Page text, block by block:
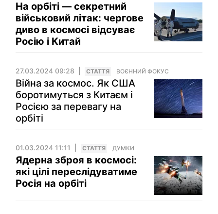
На орбіті — секретний
військовий літак: чергове
диво в космосі відсуває
Росію і Китай
27.03.2024 09:28 СТАТТЯ ВОЄННИЙ ФОКУС
Війна за космос. Як США
боротимуться з Китаєм і
Росією за перевагу на
орбіті
01.03.2024 11:11 СТАТТЯ ДУМКИ
Ядерна зброя в космосі:
які цілі переслідуватиме
Росія на орбіті